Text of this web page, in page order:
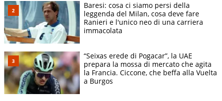
Baresi: cosa ci siamo persi della
leggenda del Milan, cosa deve fare
Ranieri e l'unico neo di una carriera
immacolata
“Seixas erede di Pogacar”, la UAE
prepara la mossa di mercato che agita
la Francia. Ciccone, che beffa alla Vuelta
a Burgos